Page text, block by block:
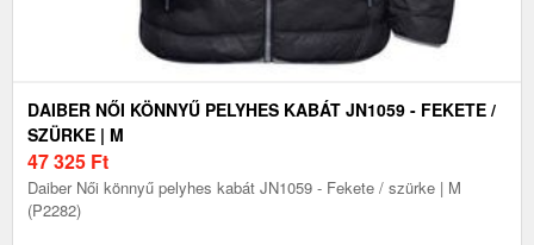
DAIBER NŐI KÖNNYŰ PELYHES KABÁT JN1059 - FEKETE /
SZÜRKE | M
47 325 Ft
Daiber Női könnyű pelyhes kabát JN1059 - Fekete / szürke | M
(P2282)